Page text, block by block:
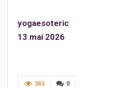
yogaesoteric
13 mai 2026
0
361